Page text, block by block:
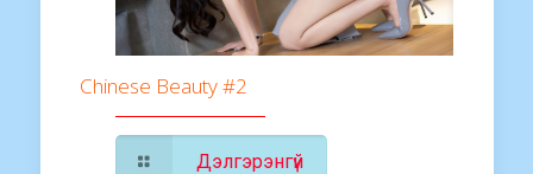
Chinese Beauty #2
Дэлгэрэнгүй